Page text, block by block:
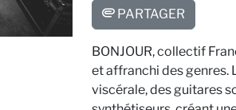
PARTAGER
BONJOUR, collectif
et affranchi des genres.
viscérale, des guitares